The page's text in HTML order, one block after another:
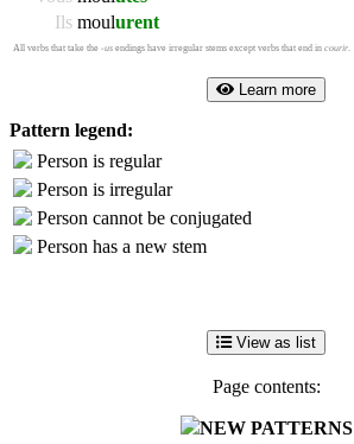
Ils moulurent
All verbs that take the -us endings have irregular stems except verbs that end in courir.
Learn more
Pattern legend:
Person is regular
Person is irregular
Person cannot be conjugated
Person has a new stem
View as list
Page contents:
NEW PATTERNS